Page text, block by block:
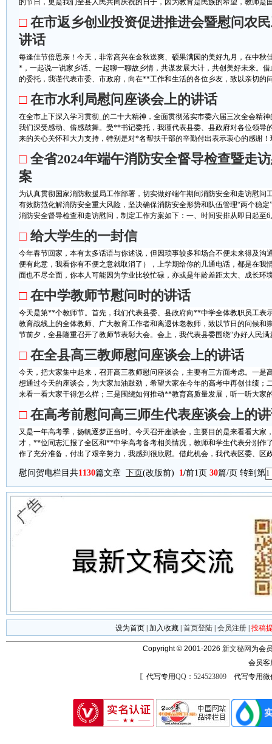
的节日，更是我们全县人民共同庆祝的日子，因为教育是民族的希望，教师是
□ 在市返乡创业投资促进推进会暨慰问农
讲话
每逢佳节倍思亲！今天，非常高兴在金秋送爽、硕果满园的美好九月，在中秋
*，一起说一说家乡话、一起聊一聊故乡情，共谋发展大计，共创美好未来。
的委托，我谨代表市委、市政府，向在**工作和生活的各位乡友，致以亲切的
□ 在市水利局慰问座谈会上的讲话
在全市上下深入学习贯彻_的二十大精神，全面贯彻落实市委六届三次全会精
我们深受感动、倍感鼓舞。受**书记委托，我谨代表县委、县政府对各位领导
来的关心关怀和大力支持，特别是对*名帮扶干部的辛勤付出表示衷心的感谢
□ 全省2024年端午消防安全督导检查暨走
案
为认真贯彻国家消防救援局工作部署，切实做好端午期间消防安全和走访慰问
有效防范化解消防安全重大风险，坚决确保消防安全形势和队伍管理“两个稳
消防安全督导检查和走访慰问，制定工作方案如下：一、时间安排从即日起至
□ 给大学生的一封信
今年春节回家，本有太多话语与你述说，但因琐事较多和场合不便未来得及沟
便有此意，我看你有不便之意就取消了），上学期给你的几通电话，都是在我
面也不尽全面，你本人可能因为学业比较忙碌，亦或是年龄差距太大、成长环
□ 在中学教师节慰问时的讲话
今天是第**个教师节。首先，我们代表县委、县政府向**中学全体教职员工表
教育战线上的全体教师、广大教育工作者和离退休老教师，致以节日的问候
节前夕，全县隆重召开了教师节表彰大会。会上，我代表县委围绕“办好人民满
□ 在全县高三教师慰问座谈会上的讲话
今天，把大家集中起来，召开高三教师慰问座谈会，主要有三方面考虑。一是
想通过今天的座谈会，为大家加油鼓劲，希望大家在今年的高考中再创佳绩；
来看一看大家干得怎么样；三是围绕如何推动**教育高质量发展，听一听大家
□ 在高考前慰问高三师生代表座谈会上的
又是一年高考季，扬帆逐梦正当时。今天召开座谈会，主要目的是来看看大家
才，**位同志汇报了全区和**中学高考备考相关情况，教师和学生代表分别作
作了充分准备，付出了艰辛努力，我感到很欣慰。借此机会，我代表区委、区
慰问贺电栏目共1130篇文章 下页(改版前) 1/前1页 30篇/页 转到第
设为首页 加入收藏 首页登陆 会员注册 投稿
Copyright © 2001-2026 新文秘网 为会
会员
〖代写专用QQ：524523809代写专用微